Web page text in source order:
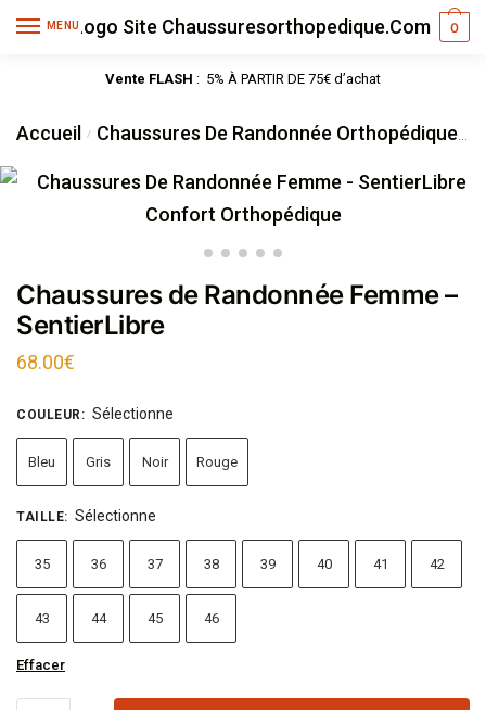
MENU 0
Vente FLASH : 5% À PARTIR DE 75€ d’achat
Accueil / Chaussures De Randonnée Orthopédique
Chaussures de Randonnée Femme –
SentierLibre
68.00€
COULEUR : Sélectionne
Bleu Gris Noir Rouge
TAILLE: Sélectionne
35 36 37 38 39 40 41 42
43 44 45 46
Effacer